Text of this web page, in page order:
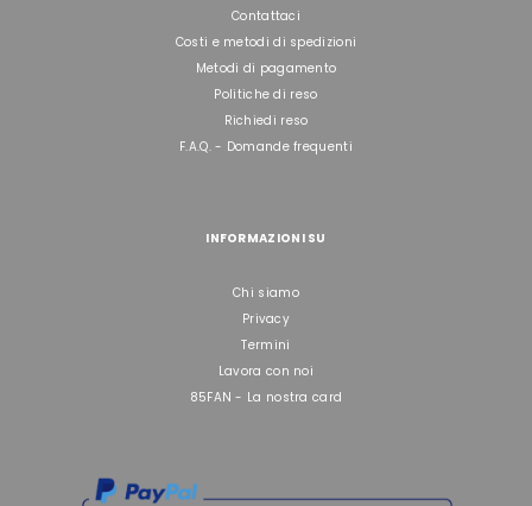
Contattaci
Costi e metodi di spedizioni
Metodi di pagamento
Politiche di reso
Richiedi reso
F.A.Q. - Domande frequenti
INFORMAZIONI SU
Chi siamo
Privacy
Termini
Lavora con noi
85FAN - La nostra card